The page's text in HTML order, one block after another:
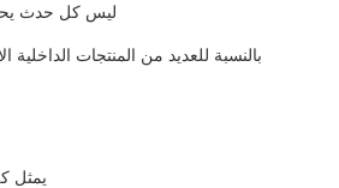
ليس كل حدث
بالنسبة للعديد من المنتجات الداخلية
يمثل